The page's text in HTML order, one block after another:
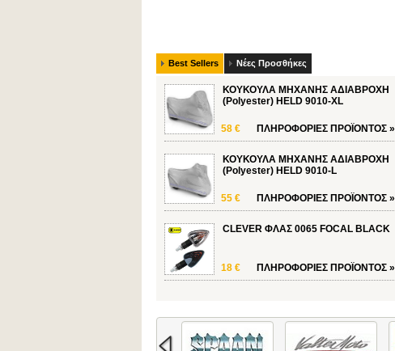
Best Sellers Νέες Προσθήκες
ΚΟΥΚΟΥΛΑ ΜΗΧΑΝΗΣ ΑΔΙΑΒΡΟΧΗ
(Polyester) HELD 9010-XL
58 € ΠΛΗΡΟΦΟΡΙΕΣ ΠΡΟΪΟΝΤΟΣ »
ΚΟΥΚΟΥΛΑ ΜΗΧΑΝΗΣ ΑΔΙΑΒΡΟΧΗ
(Polyester) HELD 9010-L
55 € ΠΛΗΡΟΦΟΡΙΕΣ ΠΡΟΪΟΝΤΟΣ »
CLEVER ΦΛΑΣ 0065 FOCAL BLACK
18 € ΠΛΗΡΟΦΟΡΙΕΣ ΠΡΟΪΟΝΤΟΣ »